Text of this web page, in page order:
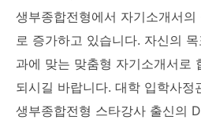
생부종합전형에서 자기소개서의
로 증가하고 있습니다. 자신의
과에 맞는 맞춤형 자기소개서로
되시길 바랍니다. 대학 입학사정
생부종합전형 스타강사 출신의